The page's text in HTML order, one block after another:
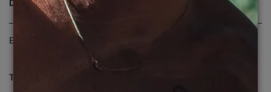
DESCRIÇÃO
EVOKE EVK 14 - ÓCULOS DE GRAU
TROCA E DEVOLUÇÃO